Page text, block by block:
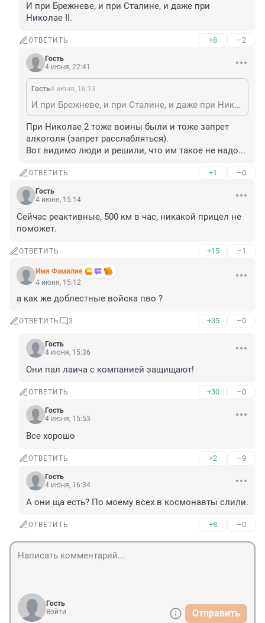
И при Брежневе, и при Сталине, и даже при
Николае II.
ОТВЕТИТЬ +8 –2
Гость
4 июня, 22:41
Гость4 июня, 16:13
И при Брежневе, и при Сталине, и даже при Николае II.
При Николае 2 тоже воины были и тоже запрет
алкоголя (запрет расслабляться).
Вот видимо люди и решили, что им такое не надо...
ОТВЕТИТЬ +1 –0
Гость
4 июня, 15:14
Сейчас реактивные, 500 км в час, никакой прицел не
поможет.
ОТВЕТИТЬ +15 –1
Имя Фамилие
4 июня, 15:12
а как же доблестные войска пво ?
ОТВЕТИТЬ 3 +35 –0
Гость
4 июня, 15:36
Они пал лаича с компанией защищают!
ОТВЕТИТЬ +30 –0
Гость
4 июня, 15:53
Все хорошо
ОТВЕТИТЬ +2 –9
Гость
4 июня, 16:34
А они ща есть? По моему всех в космонавты слили.
ОТВЕТИТЬ +8 –0
Гость
Войти
Отправить